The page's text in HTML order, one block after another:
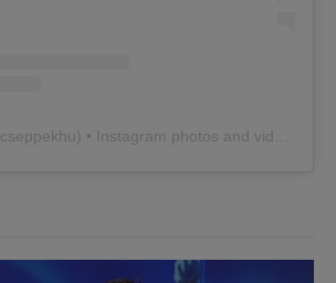
cseppekhu ) • Instagram photos and videos